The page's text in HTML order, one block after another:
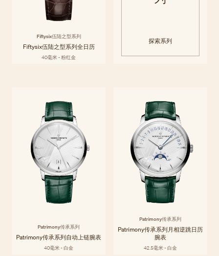
Fiftysix伍陆之型系列
Fiftysix伍陆之型系列全日历
40毫米 - 粉红金
探索系列
Patrimony传承系列
Patrimony传承系列将20世纪50年代极简主义的优雅风范提升全新境界，
以纤薄表壳和匠心布局的简约功能显示，礼赞线条的纯粹美感。
探索系列
Patrimony传承系列
Patrimony传承系列自动上链腕表
40毫米 - 白金
Patrimony传承系列
Patrimony传承系列月相逆跳日历
腕表
42.5毫米 - 白金